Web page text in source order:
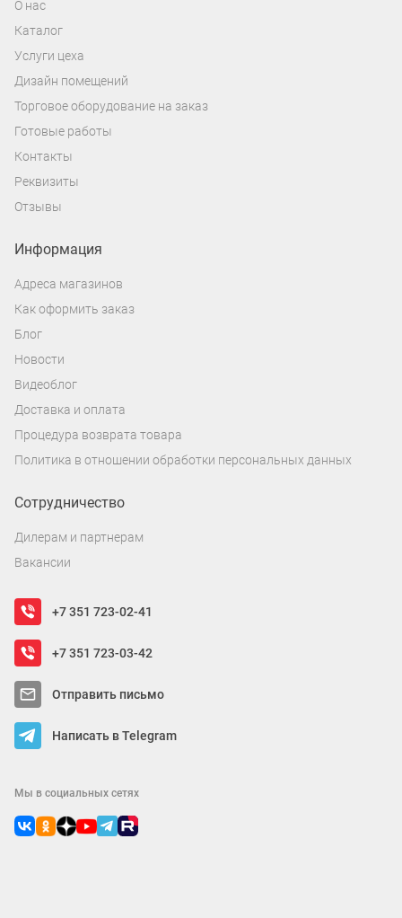
О нас
Каталог
Услуги цеха
Дизайн помещений
Торговое оборудование на заказ
Готовые работы
Контакты
Реквизиты
Отзывы
Информация
Адреса магазинов
Как оформить заказ
Блог
Новости
Видеоблог
Доставка и оплата
Процедура возврата товара
Политика в отношении обработки персональных данных
Сотрудничество
Дилерам и партнерам
Вакансии
+7 351 723-02-41
+7 351 723-03-42
Отправить письмо
Написать в Telegram
Мы в социальных сетях